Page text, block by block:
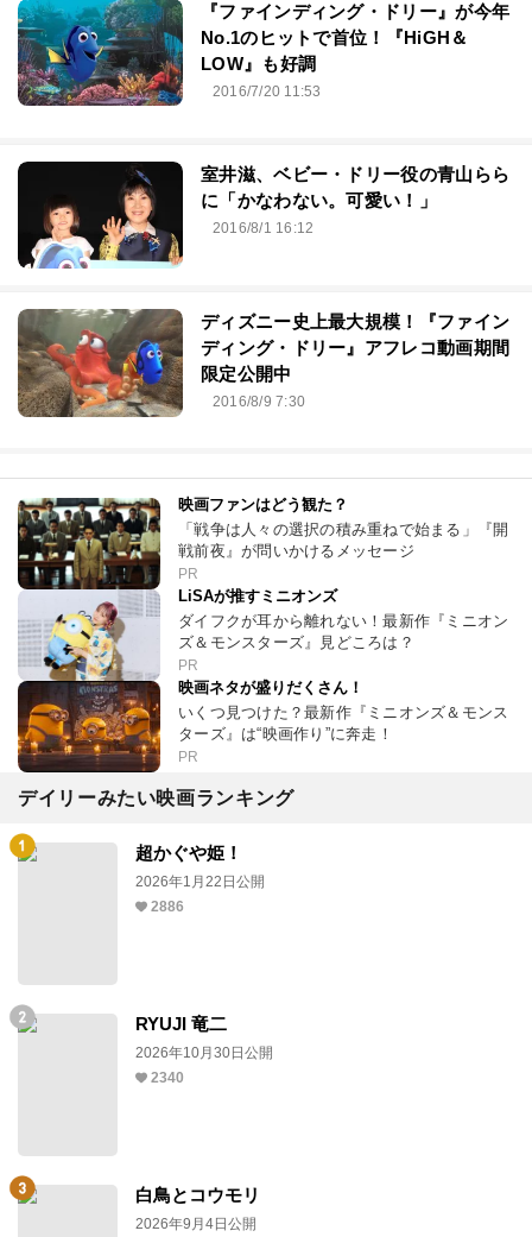
『ファインディング・ドリー』が今年
No.1のヒットで首位！『HiGH＆
LOW』も好調
2016/7/20 11:53
室井滋、ベビー・ドリー役の青山らら
に「かなわない。可愛い！」
2016/8/1 16:12
ディズニー史上最大規模！『ファイン
ディング・ドリー』アフレコ動画期間
限定公開中
2016/8/9 7:30
映画ファンはどう観た？
「戦争は人々の選択の積み重ねで始まる」『開
戦前夜』が問いかけるメッセージ
PR
LiSAが推すミニオンズ
ダイフクが耳から離れない！最新作『ミニオン
ズ＆モンスターズ』見どころは？
PR
映画ネタが盛りだくさん！
いくつ見つけた？最新作『ミニオンズ＆モンス
ターズ』は“映画作り”に奔走！
PR
デイリーみたい映画ランキング
超かぐや姫！
2026年1月22日公開
2886
RYUJI 竜二
2026年10月30日公開
2340
白鳥とコウモリ
2026年9月4日公開